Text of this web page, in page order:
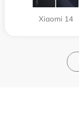
Xiaomi 14